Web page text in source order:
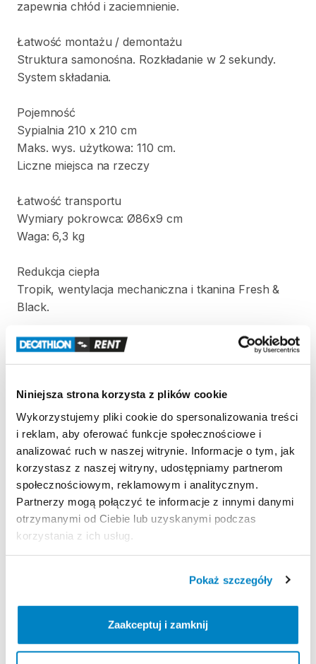
Niniejsza strona korzysta z plików cookie
Wykorzystujemy pliki cookie do spersonalizowania treści
i reklam, aby oferować funkcje społecznościowe i
analizować ruch w naszej witrynie. Informacje o tym, jak
korzystasz z naszej witryny, udostępniamy partnerom
społecznościowym, reklamowym i analitycznym.
Partnerzy mogą połączyć te informacje z innymi danymi
otrzymanymi od Ciebie lub uzyskanymi podczas
korzystania z ich usług.
Pokaż szczegóły
Zaakceptuj i zamknij
zapewnia chłód i zaciemnienie.
Łatwość montażu ​/​ demontażu
Struktura samonośna. Rozkładanie w 2 sekundy.
System składania.
Pojemność
Sypialnia 210 x 210 cm
Maks. wys. użytkowa: 110 cm.
Liczne miejsca na rzeczy
Łatwość transportu
Wymiary pokrowca: Ø86x9 cm
Waga: 6​,​3 kg
Redukcja ciepła
Tropik​,​ wentylacja mechaniczna i tkanina Fresh &
Black.
Zaciemnienie
Odporność na wiatr
Odporność na wiatr 50 km ​/​h (Siła 6): testowany w
tunelu aerodynamicznym.
Wodoodporność
Wodoodporność (Schmerber): Tropik ＞ 2000
Podłoga sypialni ＞ 2400 mm.
Strona produktu w sklepie
Zasady wypożyczenia
REGULAMIN